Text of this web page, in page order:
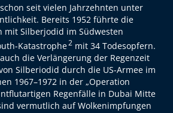
seit vielen Jahrzehnten unter
Bereits 1952 führte die
mit Silberjodid im Südwesten
Katastrophe2mit 34 Todesopfern.
die Verlängerung der Regenzeit
Silberiodid durch die US-Armee im
1967–1972 in der „Operation
Regenfälle in Dubai Mitte
vermutlich auf Wolkenimpfungen